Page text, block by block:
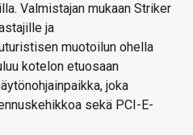
Valmistajan mukaan Striker
ja
muotoilun ohella
kotelon etuosaan
joka
sekä PCI-E-